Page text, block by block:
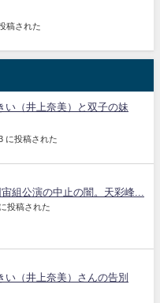
稿された
い（井上奈美）と双子の妹
に投稿された
組公演の中止の闇。天彩峰...
投稿された
い（井上奈美）さんの告別